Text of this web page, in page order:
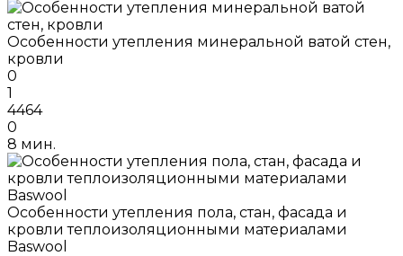
Особенности утепления минеральной ватой стен,
кровли
0
1
4464
0
8 мин.
Особенности утепления пола, стан, фасада и
кровли теплоизоляционными материалами
Baswool